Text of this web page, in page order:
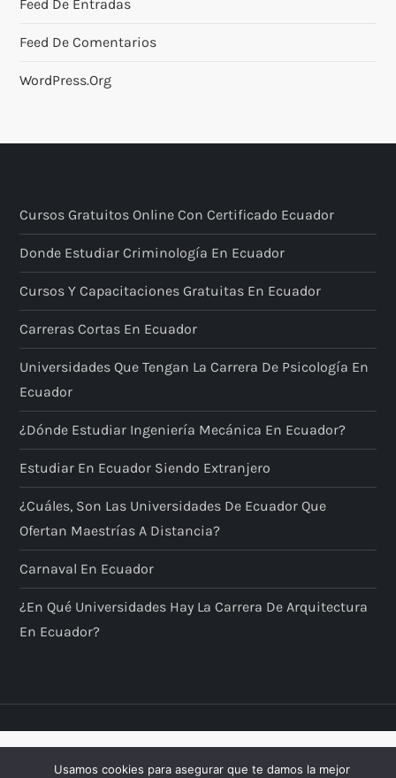
Feed De Entradas
Feed De Comentarios
WordPress.org
Cursos Gratuitos Online Con Certificado Ecuador
Donde Estudiar Criminología En Ecuador
Cursos Y Capacitaciones Gratuitas En Ecuador
Carreras Cortas En Ecuador
Universidades Que Tengan La Carrera De Psicología En
Ecuador
¿Dónde Estudiar Ingeniería Mecánica En Ecuador?
Estudiar En Ecuador Siendo Extranjero
¿Cuáles, Son Las Universidades De Ecuador Que
Ofertan Maestrías A Distancia?
Carnaval En Ecuador
¿En Qué Universidades Hay La Carrera De Arquitectura
En Ecuador?
Usamos cookies para asegurar que te damos la mejor